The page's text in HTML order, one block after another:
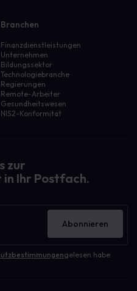
Branchen
Finanzdienstleistungen
Unternehmen
Bildungssektor
Technologiebranche
Regierungen
Remote-Arbeiter
Gesundheitswesen
NIS2-Konformität
zur
Ihr Postfach.
gelesen habe.
Abonnieren